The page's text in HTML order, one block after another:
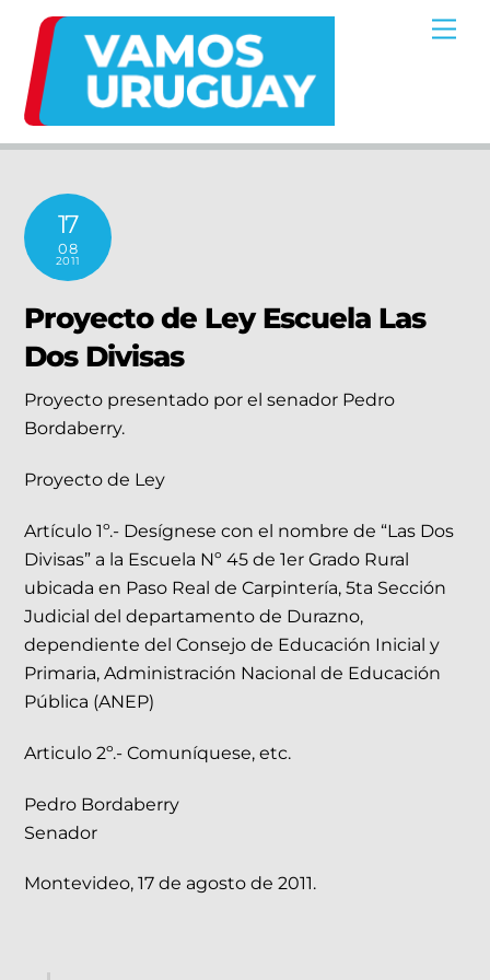
content
17
08
2011
Proyecto de Ley Escuela Las
Dos Divisas
Proyecto presentado por el senador Pedro
Bordaberry.
Proyecto de Ley
Artículo 1º.- Desígnese con el nombre de “Las Dos
Divisas” a la Escuela Nº 45 de 1er Grado Rural
ubicada en Paso Real de Carpintería, 5ta Sección
Judicial del departamento de Durazno,
dependiente del Consejo de Educación Inicial y
Primaria, Administración Nacional de Educación
Pública (ANEP)
Articulo 2º.- Comuníquese, etc.
Pedro Bordaberry
Senador
Montevideo, 17 de agosto de 2011.